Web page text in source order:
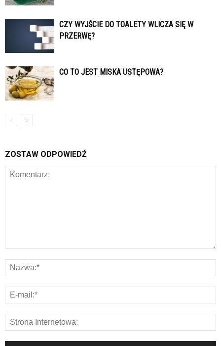
CZY WYJŚCIE DO TOALETY WLICZA SIĘ W
PRZERWĘ?
CO TO JEST MISKA USTĘPOWA?
ZOSTAW ODPOWIEDŹ